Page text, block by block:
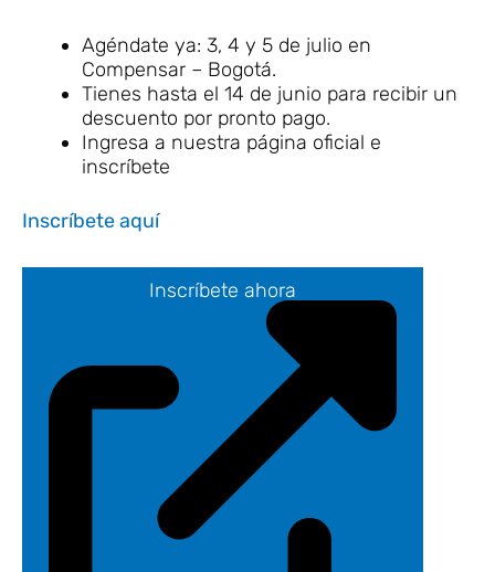
Agéndate ya: 3, 4 y 5 de julio en
Compensar – Bogotá.
Tienes hasta el 14 de junio para recibir un
descuento por pronto pago.
Ingresa a nuestra página oficial e
inscríbete
Inscríbete aquí
Inscríbete ahora